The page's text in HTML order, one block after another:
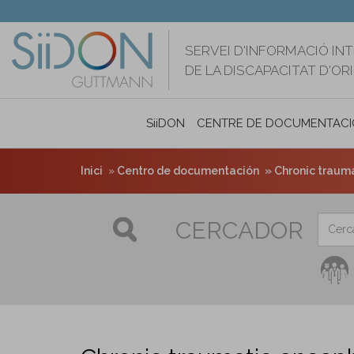
contingut
SERVEI D'INFORMACIÓ
DE LA DISCAPACITAT
SiiDON CENTRE DE
Inici Centro de documentación Chronic
CERCADOR